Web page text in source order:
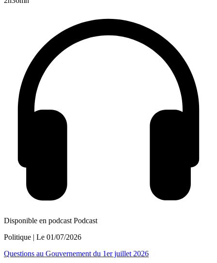
Disponible en podcast Podcast
Politique | Le 01/07/2026
Questions au Gouvernement du 1er juillet 2026